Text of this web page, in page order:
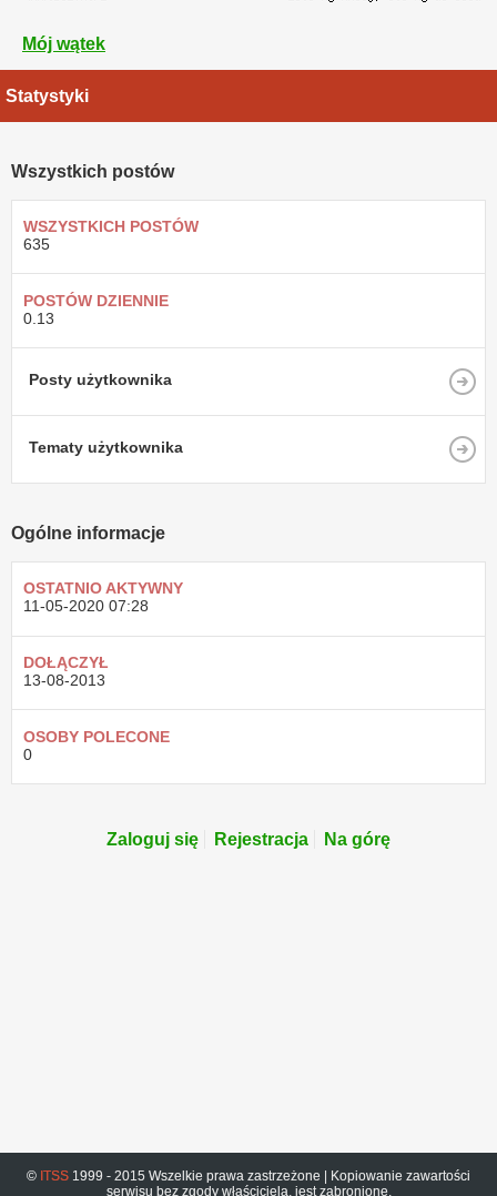
Mój wątek
Statystyki
Wszystkich postów
WSZYSTKICH POSTÓW
635
POSTÓW DZIENNIE
0.13
Posty użytkownika
Tematy użytkownika
Ogólne informacje
OSTATNIO AKTYWNY
11-05-2020 07:28
DOŁĄCZYŁ
13-08-2013
OSOBY POLECONE
0
Zaloguj się Rejestracja Na górę
© ITSS 1999 - 2015 Wszelkie prawa zastrzeżone | Kopiowanie zawartości
serwisu bez zgody właściciela, jest zabronione.